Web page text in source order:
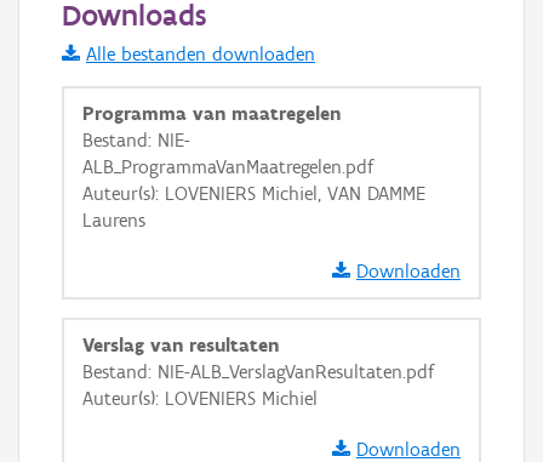
Informatie Vlaanderen
i
+ −
Basis Lagen
OSM-Basiskaart
Downloads
Alle bestanden downloaden
Programma van maatregelen
Bestand: NIE-
ALB_ProgrammaVanMaatregelen.pdf
Auteur(s): LOVENIERS Michiel, VAN DAMME
Laurens
Downloaden
Verslag van resultaten
Bestand: NIE-ALB_VerslagVanResultaten.pdf
Auteur(s): LOVENIERS Michiel
Downloaden